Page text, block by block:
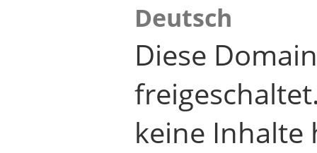
Deutsch
Diese
keine Inhalte